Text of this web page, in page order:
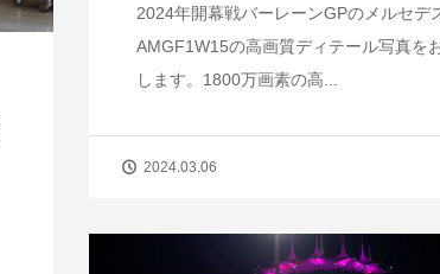
2024年開幕戦バーレーンGPのメルセデ
AMGF1W15の高画質ディテール写真を
します。1800万画素の高...
2024.03.06